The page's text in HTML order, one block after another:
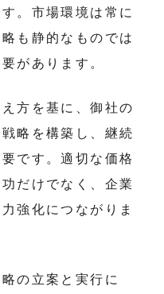
。市場環境は常に
も静的なものでは
があります。
方を基に、御社の
略を構築し、継続
です。適切な価格
だけでなく、企業
強化につながりま
の立案と実行に